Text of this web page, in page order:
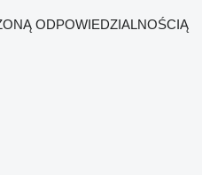
ODPOWIEDZIALNOŚCIĄ